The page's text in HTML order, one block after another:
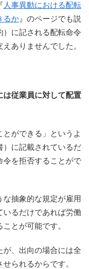
人事異動における配転
るか 』のページでも説
）に記される配転命令
ありませんでした。
は従業員に対して配置
ができる」というよ
）に記載されているだ
令を拒否することがで
抽象的な規定が雇用
るだけであれば労働
とが可能です。
が、出向の場合には全
られるからです。